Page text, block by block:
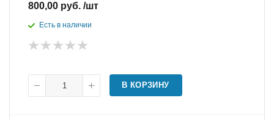
800,00 руб. /шт
Есть в наличии
В КОРЗИНУ